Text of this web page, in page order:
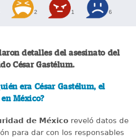
2 1 6
detalles del asesinato del
César Gastélum.
era César Gastélum, el
México?
de Méxicoreveló datos de
para dar con los responsables